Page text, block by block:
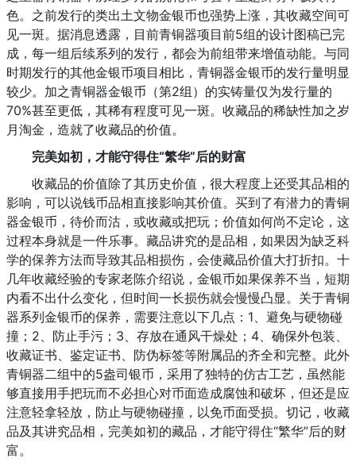
色。之前发行的类出土文物金银币也强势上涨，其收藏空间可
见一斑。据消息透露，目前青铜器项目前5组的设计图稿已完
成，每一组后续系列的发行，都会为前组带来增值动能。与同
时期发行的其他金银币项目相比，青铜器金银币的发行量明显
较少。加之青铜器金银币（第2组）的实铸量仅为发行量的
70%甚至更低，其稀有程度可见一斑。收藏品的稀缺性加之岁
月淘金，造就了收藏品的价值。
完美如初，才能守得住“繁华”后的财富
收藏品的价值除了其历史价值，很大程度上还受其品相的
影响，可以说钱币品相直接影响其价值。买到了有潜力的青铜
器金银币，待价而沽，或收藏或把玩；价值如何尚不定论，这
过程本身就是一件乐事。藏品讲究的是品相，如果因为缺乏科
学的保养方法而导致其品相损伤，会使藏品价值大打折扣。十
几年收藏经验的专家老陈介绍说，金银币如果保养不当，短期
内看不出什么变化，但时间一长损伤就会慢慢凸显。关于青铜
器系列金银币的保养，需要注意以下几点：1、避免与硬物碰
撞；2、防止手污；3、存放在通风干燥处；4、确保外包装、
收藏证书、鉴定证书、防伪标签等附属品的齐全和完整。此外
青铜器二组中的5盎司银币，采用了独特的仿古工艺，虽然能
够直接用手把玩而不必担心对币面造成腐蚀和破坏，但还是应
注意轻拿轻放，防止与硬物碰撞，以免币面受损。切记，收藏
品及其讲究品相，完美如初的藏品，才能守得住“繁华”后的财
富。